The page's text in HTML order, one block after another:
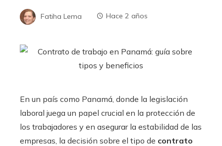
Fatiha Lema Hace 2 años
En un país como Panamá, donde la legislación
laboral juega un papel crucial en la protección de
los trabajadores y en asegurar la estabilidad de las
empresas, la decisión sobre el tipo de contrato